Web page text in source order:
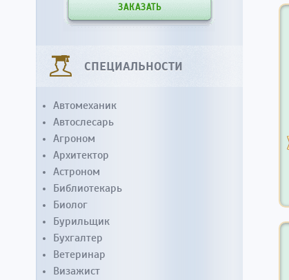
ЗАКАЗАТЬ
СПЕЦИАЛЬНОСТИ
Автомеханик
Автослесарь
Агроном
Архитектор
Астроном
Библиотекарь
Биолог
Бурильщик
Бухгалтер
Ветеринар
Визажист